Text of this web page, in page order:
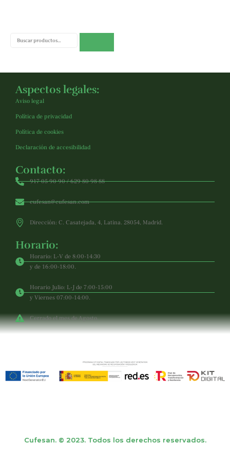
Aspectos legales:
Aviso legal
Política de privacidad
Política de cookies
Declaración de accesibilidad
Contacto:
917 05 90 90 / 629 80 98 88
cufesan@cufesan.com
Dirección: C. Casatejada, 4, Latina. 28054, Madrid.
Horario:
Horario: L-V de 8:00-14:30
y de 16:00-18:00.
Horario Julio: L-J de 7:00-15:00
y Viernes 07:00-14:00.
Cerrado el mes de Agosto.
Cufesan. © 2023. Todos los derechos reservados.